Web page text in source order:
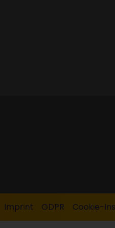
Imprint GDPR Cookie-